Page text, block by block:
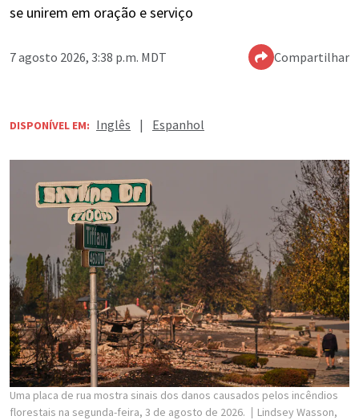
se unirem em oração e serviço
7 agosto 2026, 3:38 p.m. MDT Compartilhar
DISPONÍVEL EM: Inglês | Espanhol
Uma placa de rua mostra sinais dos danos causados pelos incêndios
florestais na segunda-feira, 3 de agosto de 2026.
Lindsey Wasson,